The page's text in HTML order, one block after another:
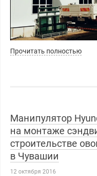
Прочитать полностью
Манипулятор
на монтаже
строительстве
в Чувашии
12 октября 2016